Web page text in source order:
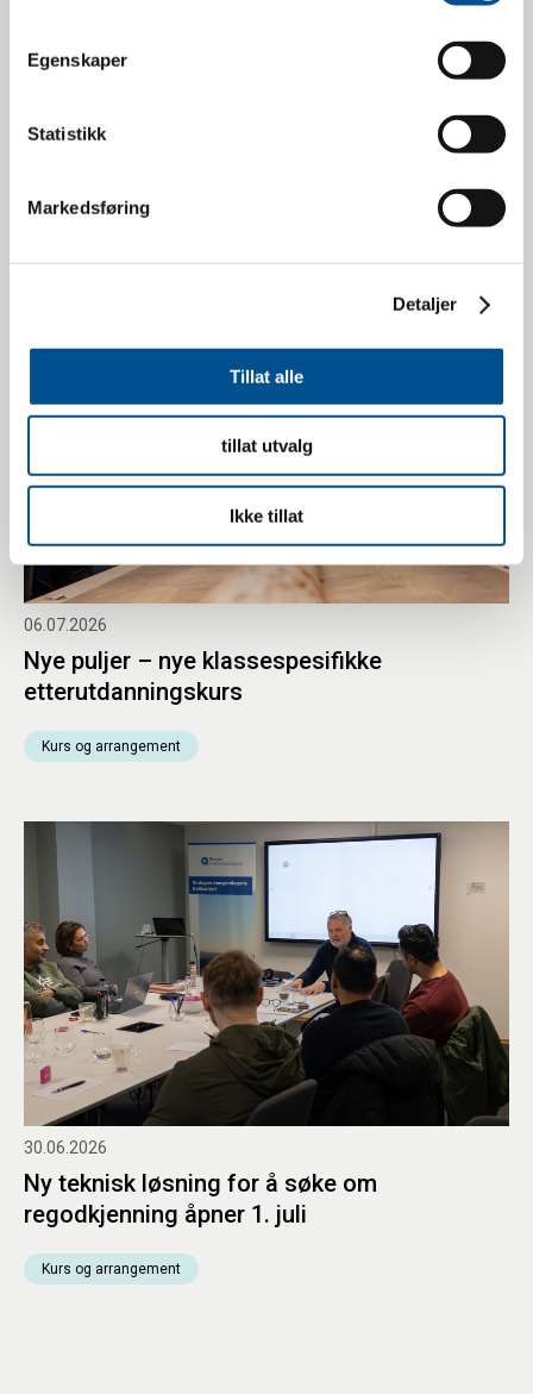
Egenskaper
Statistikk
Markedsføring
Detaljer
Tillat alle
tillat utvalg
Ikke tillat
13.07.2026
Drift av trafikkskole
06.07.2026
Nye puljer – nye klassespesifikke
etterutdanningskurs
Kurs og arrangement
30.06.2026
Ny teknisk løsning for å søke om
regodkjenning åpner 1. juli
Kurs og arrangement